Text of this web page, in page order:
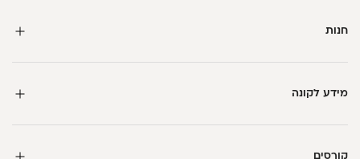
חנות
מידע לקונה
קורסים